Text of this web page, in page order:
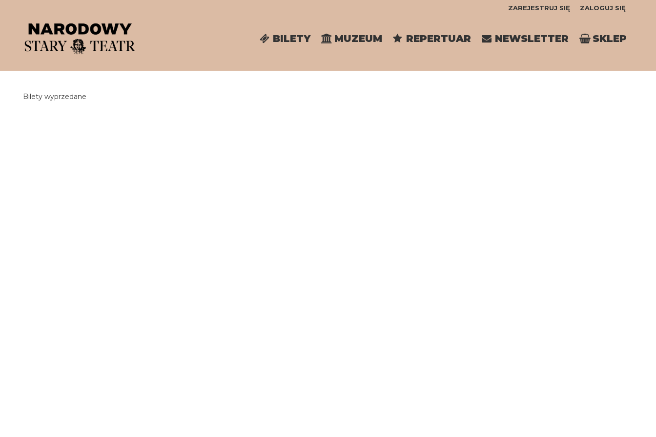
'
ZAREJESTRUJ SIĘ ZALOGUJ SIĘ
0,00
BILETY MUZEUM REPERTUAR NEWSLETTER SKLEP
Bilety wyprzedane